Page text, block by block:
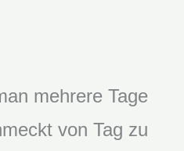
mehrere Tage
von Tag zu